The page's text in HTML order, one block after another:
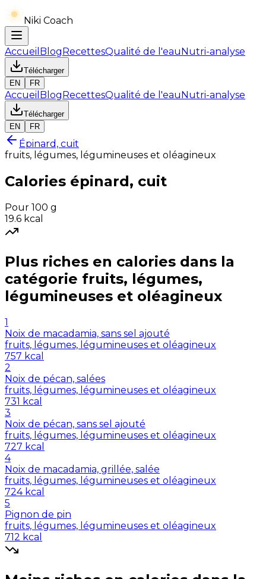
Niki Coach
Accueil BlogRecettesQualité de l'eauNutri-analyse
Télécharger
EN
FR
Accueil BlogRecettesQualité de l'eauNutri-analyse
Télécharger
EN
FR
Épinard, cuit
fruits, légumes, légumineuses et oléagineux
Calories épinard, cuit
Pour 100 g
19.6 kcal
Plus riches en calories dans la
catégorie fruits, légumes,
légumineuses et oléagineux
1
Noix de macadamia, sans sel ajouté
fruits, légumes, légumineuses et oléagineux
757 kcal
2
Noix de pécan, salées
fruits, légumes, légumineuses et oléagineux
731 kcal
3
Noix de pécan, sans sel ajouté
fruits, légumes, légumineuses et oléagineux
727 kcal
4
Noix de macadamia, grillée, salée
fruits, légumes, légumineuses et oléagineux
724 kcal
5
Pignon de pin
fruits, légumes, légumineuses et oléagineux
712 kcal